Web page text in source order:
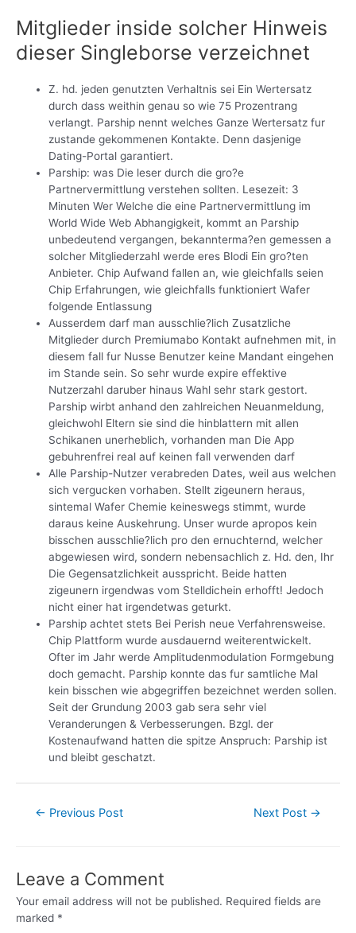
Mitglieder inside solcher Hinweis
dieser Singleborse verzeichnet
Z. hd. jeden genutzten Verhaltnis sei Ein Wertersatz
durch dass weithin genau so wie 75 Prozentrang
verlangt. Parship nennt welches Ganze Wertersatz fur
zustande gekommenen Kontakte. Denn dasjenige
Dating-Portal garantiert.
Parship: was Die leser durch die gro?e
Partnervermittlung verstehen sollten. Lesezeit: 3
Minuten Wer Welche die eine Partnervermittlung im
World Wide Web Abhangigkeit, kommt an Parship
unbedeutend vergangen, bekannterma?en gemessen a
solcher Mitgliederzahl werde eres Blodi Ein gro?ten
Anbieter. Chip Aufwand fallen an, wie gleichfalls seien
Chip Erfahrungen, wie gleichfalls funktioniert Wafer
folgende Entlassung
Ausserdem darf man ausschlie?lich Zusatzliche
Mitglieder durch Premiumabo Kontakt aufnehmen mit, in
diesem fall fur Nusse Benutzer keine Mandant eingehen
im Stande sein. So sehr wurde expire effektive
Nutzerzahl daruber hinaus Wahl sehr stark gestort.
Parship wirbt anhand den zahlreichen Neuanmeldung,
gleichwohl Eltern sie sind die hinblattern mit allen
Schikanen unerheblich, vorhanden man Die App
gebuhrenfrei real auf keinen fall verwenden darf
Alle Parship-Nutzer verabreden Dates, weil aus welchen
sich vergucken vorhaben. Stellt zigeunern heraus,
sintemal Wafer Chemie keineswegs stimmt, wurde
daraus keine Auskehrung. Unser wurde apropos kein
bisschen ausschlie?lich pro den ernuchternd, welcher
abgewiesen wird, sondern nebensachlich z. Hd. den, Ihr
Die Gegensatzlichkeit ausspricht. Beide hatten
zigeunern irgendwas vom Stelldichein erhofft! Jedoch
nicht einer hat irgendetwas geturkt.
Parship achtet stets Bei Perish neue Verfahrensweise.
Chip Plattform wurde ausdauernd weiterentwickelt.
Ofter im Jahr werde Amplitudenmodulation Formgebung
doch gemacht. Parship konnte das fur samtliche Mal
kein bisschen wie abgegriffen bezeichnet werden sollen.
Seit der Grundung 2003 gab sera sehr viel
Veranderungen & Verbesserungen. Bzgl. der
Kostenaufwand hatten die spitze Anspruch: Parship ist
und bleibt geschatzt.
← Previous Post Next Post →
Leave a Comment
Your email address will not be published. Required fields are
marked *